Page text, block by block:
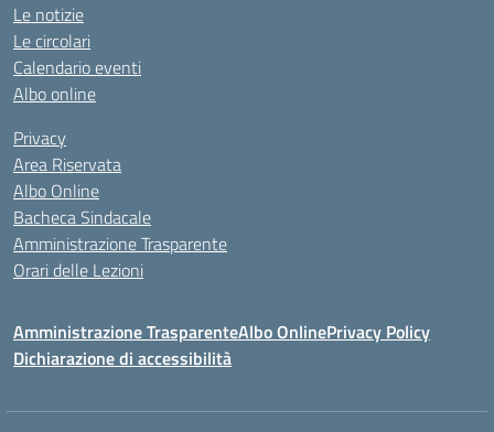
Le notizie
Le circolari
Calendario eventi
Albo online
Privacy
Area Riservata
Albo Online
Bacheca Sindacale
Amministrazione Trasparente
Orari delle Lezioni
Amministrazione TrasparenteAlbo OnlinePrivacy Policy
Dichiarazione di accessibilità